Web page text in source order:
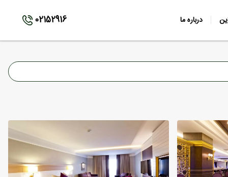
درباره ما 02152916